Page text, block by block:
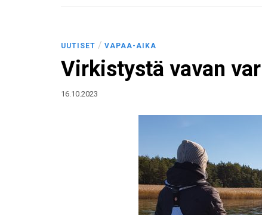
UUTISET / VAPAA-AIKA
Virkistystä vavan
16.10.2023